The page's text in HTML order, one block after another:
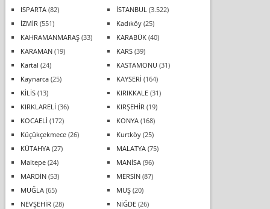
ISPARTA(82) İSTANBUL (3.522)
İZMİR (551) Kadıköy(25)
KAHRAMANMARAŞ(33) KARABÜK(40)
KARAMAN(19) KARS(39)
Kartal (24) KASTAMONU (31)
Kaynarca(25) KAYSERİ (164)
KİLİS(13) KIRIKKALE(31)
KIRKLARELİ (36) KIRŞEHİR (19)
KOCAELİ (172) KONYA(168)
Küçükçekmece(26) Kurtköy(25)
KÜTAHYA(27) MALATYA(75)
Maltepe(24) MANİSA(96)
MARDİN(53) MERSİN(87)
MUĞLA(65) MUŞ(20)
NEVŞEHİR (28) NİĞDE(26)